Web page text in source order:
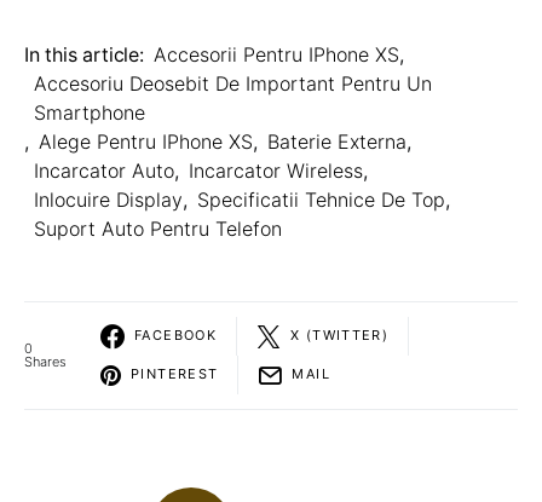
In this article: Accesorii Pentru IPhone XS,
Accesoriu Deosebit De Important Pentru Un
Smartphone
, Alege Pentru IPhone XS, Baterie Externa,
Incarcator Auto, Incarcator Wireless,
Inlocuire Display, Specificatii Tehnice De Top,
Suport Auto Pentru Telefon
0
Shares
FACEBOOK X (TWITTER)
PINTEREST MAIL